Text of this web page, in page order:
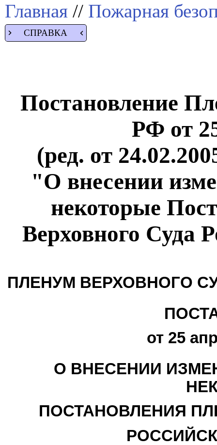
Главная // Пожарная
СПРАВКА
Постановление
РФ от
(ред. от
"О внесении
некоторые
Верховного Суда
ПЛЕНУМ ВЕРХОВНОГО
от 25
О ВНЕСЕНИИ
ПОСТАНОВЛЕНИЯ